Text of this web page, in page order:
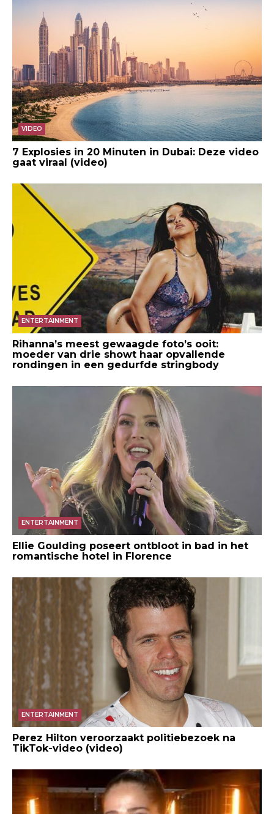
VIDEO
7 Explosies in 20 Minuten in Dubai: Deze video
gaat viraal (video)
ENTERTAINMENT
Rihanna’s meest gewaagde foto’s ooit:
moeder van drie showt haar opvallende
rondingen in een gedurfde stringbody
ENTERTAINMENT
Ellie Goulding poseert ontbloot in bad in het
romantische hotel in Florence
ENTERTAINMENT
Perez Hilton veroorzaakt politiebezoek na
TikTok-video (video)